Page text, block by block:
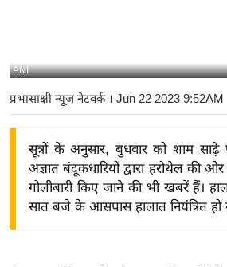
ष्ट्री
बि
ANI
प्रभासाक्षी न्यूज नेटवर्क। Jun 22 2023 9:52AM
सूत्रों के अनुसार, बुधवार को शाम
अज्ञात बंदूकधारियों द्वारा हरोथेल की
गोलीबारी किए जाने की भी खबरें हैं।
सात बजे के आसपास हालात नियंत्रित हो